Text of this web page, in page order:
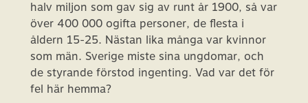
halv miljon som gav sig av runt år 1900, så var
över 400 000 ogifta personer, de flesta i
åldern 15-25. Nästan lika många var kvinnor
som män. Sverige miste sina ungdomar, och
de styrande förstod ingenting. Vad var det för
fel här hemma?